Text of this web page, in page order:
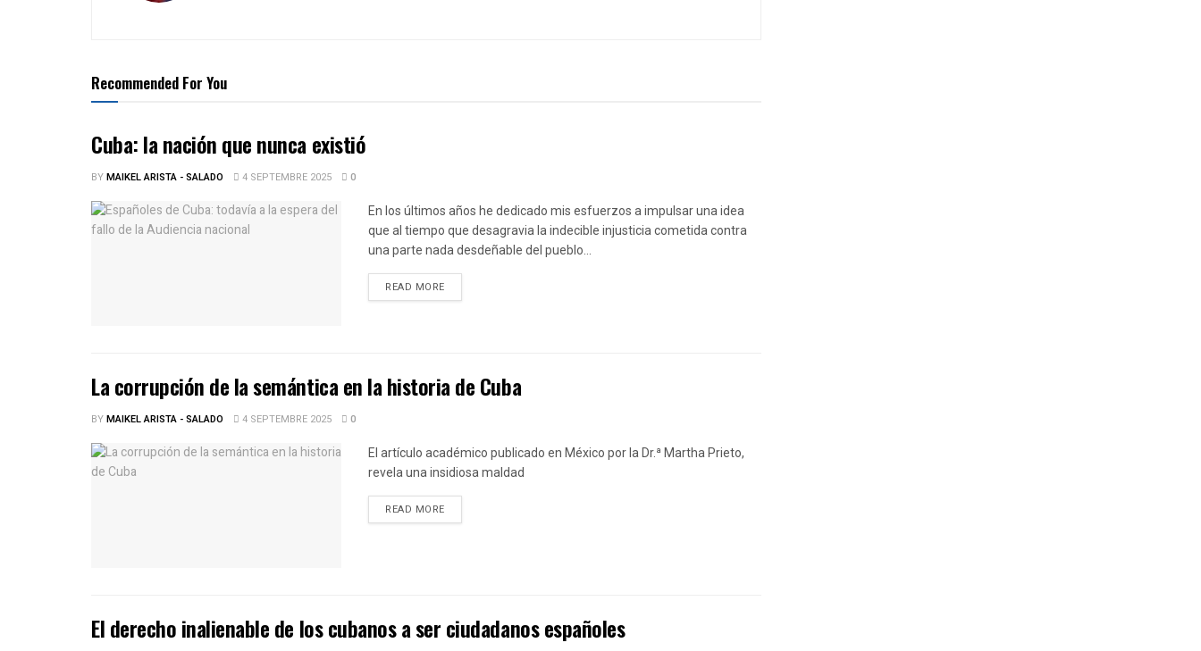
Recommended For You
Cuba: la nación que nunca existió
BYMAIKEL ARISTA - SALADO 4 SEPTEMBRE 2025 0
En los últimos años he dedicado mis esfuerzos a impulsar una idea
que al tiempo que desagravia la indecible injusticia cometida contra
una parte nada desdeñable del pueblo...
READ MOREDETAILS
La corrupción de la semántica en la historia de Cuba
BYMAIKEL ARISTA - SALADO 4 SEPTEMBRE 2025 0
El artículo académico publicado en México por la Dr.ª Martha Prieto,
revela una insidiosa maldad
READ MOREDETAILS
El derecho inalienable de los cubanos a ser ciudadanos españoles